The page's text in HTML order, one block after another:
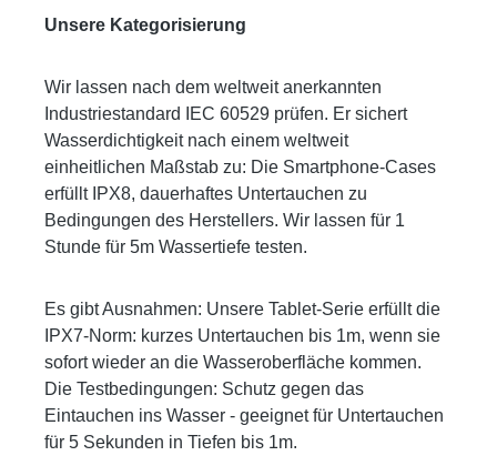
Unsere Kategorisierung
Wir lassen nach dem weltweit anerkannten
Industriestandard IEC 60529 prüfen. Er sichert
Wasserdichtigkeit nach einem weltweit
einheitlichen Maßstab zu: Die Smartphone-Cases
erfüllt IPX8, dauerhaftes Untertauchen zu
Bedingungen des Herstellers. Wir lassen für 1
Stunde für 5m Wassertiefe testen.
Es gibt Ausnahmen: Unsere Tablet-Serie erfüllt die
IPX7-Norm: kurzes Untertauchen bis 1m, wenn sie
sofort wieder an die Wasseroberfläche kommen.
Die Testbedingungen: Schutz gegen das
Eintauchen ins Wasser - geeignet für Untertauchen
für 5 Sekunden in Tiefen bis 1m.